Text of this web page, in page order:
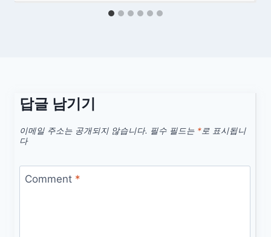
답글 남기기
이메일 주소는 공개되지 않습니다. 필수 필드는 *로 표시됩니
다
Comment *